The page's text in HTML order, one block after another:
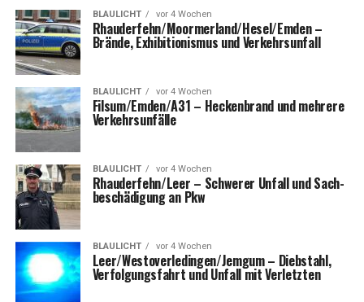
BLAULICHT vor 4 Wochen
Rhauderfehn/Moormerland/Hesel/Emden –
Brän­de, Exhi­bi­tio­nis­mus und Verkehrsunfall
BLAULICHT vor 4 Wochen
Filsum/Emden/A31 – Hecken­brand und meh­re­re
Verkehrsunfälle
BLAULICHT vor 4 Wochen
Rhauderfehn/Leer – Schwe­rer Unfall und Sach­
be­schä­di­gung an Pkw
BLAULICHT vor 4 Wochen
Leer/Westoverledingen/Jemgum – Dieb­stahl,
Ver­fol­gungs­fahrt und Unfall mit Verletzten